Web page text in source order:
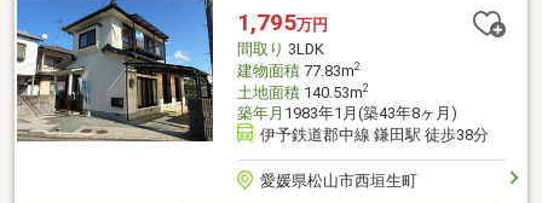
気軽にご相談ください【周辺施設】・垣生小学校約350ｍ（徒歩5
分）・垣生中学校約600ｍ（徒歩8分）
1,795万円
間取り 3LDK
建物面積77.83m2
土地面積140.53m2
築年月 1983年1月(築43年8ヶ月)
伊予鉄道郡中線 鎌田駅 徒歩38分
愛媛県松山市西垣生町